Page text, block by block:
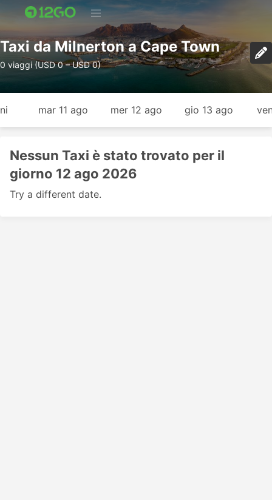
Taxi da Milnerton a Cape Town
0 viaggi (USD 0 – USD 0)
mar 11 ago mer 12 ago gio 13 ago
Nessun Taxi è stato trovato per il
giorno 12 ago 2026
Try a different date.